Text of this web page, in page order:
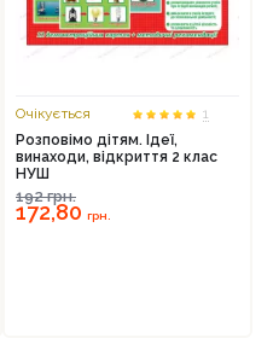
Очікується
1
Розповімо дітям. Ідеї,
винаходи, відкриття 2 клас
НУШ
192грн.
172,80 грн.